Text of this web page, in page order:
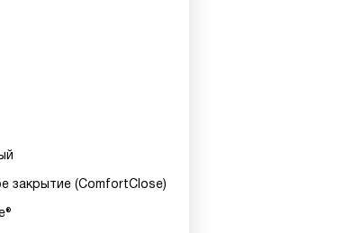
закрытие (ComfortClose)